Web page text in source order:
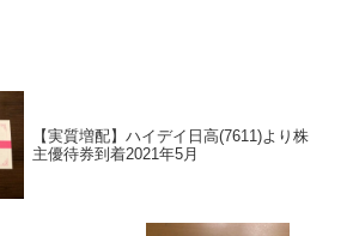
【実質増配】ハイデイ日高(7611)より株
主優待券到着2021年5月